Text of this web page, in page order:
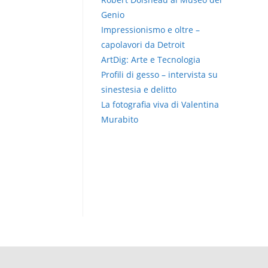
Genio
Impressionismo e oltre –
capolavori da Detroit
ArtDig: Arte e Tecnologia
Profili di gesso – intervista su
sinestesia e delitto
La fotografia viva di Valentina
Murabito